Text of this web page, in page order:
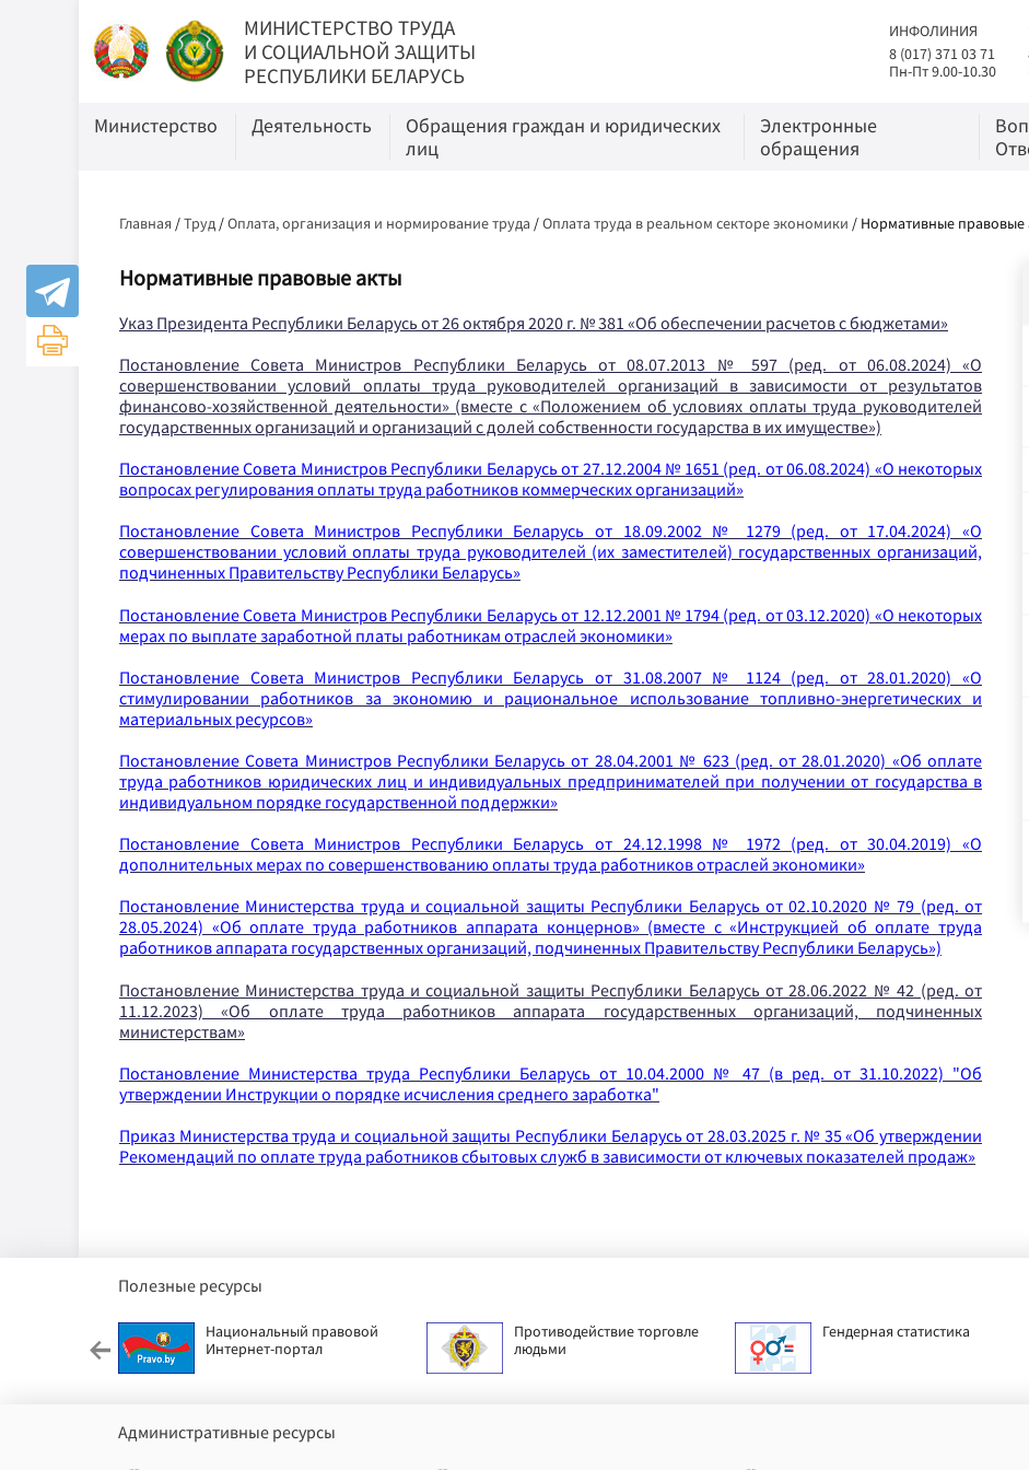
МИНИСТЕРСТВО ТРУДА
И СОЦИАЛЬНОЙ ЗАЩИТЫ
РЕСПУБЛИКИ БЕЛАРУСЬ
ИНФОЛИНИЯ
8 (017) 371 03 71
Пн-Пт 9.00-10.30
Министерство Деятельность
Обращения граждан и юридических
лиц
Электронные
обращения
Главная /Труд/Оплата, организация и нормирование труда /Оплата труда в реальном секторе экономики / Нормативные правовые
Нормативные правовые акты
Указ Президента Республики Беларусь от 26 октября 2020 г. № 381 «Об обеспечении расчетов с бюджетами»
Постановление Совета Министров Республики Беларусь от 08.07.2013 № 597 (ред. от 06.08.2024) «О
совершенствовании условий оплаты труда руководителей организаций в зависимости от результатов
финансово-хозяйственной деятельности» (вместе с «Положением об условиях оплаты труда руководителей
государственных организаций и организаций с долей собственности государства в их имуществе»)
Постановление Совета Министров Республики Беларусь от 27.12.2004 № 1651 (ред. от 06.08.2024) «О некоторых
вопросах регулирования оплаты труда работников коммерческих организаций»
Постановление Совета Министров Республики Беларусь от 18.09.2002 № 1279 (ред. от 17.04.2024) «О
совершенствовании условий оплаты труда руководителей (их заместителей) государственных организаций,
подчиненных Правительству Республики Беларусь»
Постановление Совета Министров Республики Беларусь от 12.12.2001 № 1794 (ред. от 03.12.2020) «О некоторых
мерах по выплате заработной платы работникам отраслей экономики»
Постановление Совета Министров Республики Беларусь от 31.08.2007 № 1124 (ред. от 28.01.2020) «О
стимулировании работников за экономию и рациональное использование топливно-энергетических и
материальных ресурсов»
Постановление Совета Министров Республики Беларусь от 28.04.2001 № 623 (ред. от 28.01.2020) «Об оплате
труда работников юридических лиц и индивидуальных предпринимателей при получении от государства в
индивидуальном порядке государственной поддержки»
Постановление Совета Министров Республики Беларусь от 24.12.1998 № 1972 (ред. от 30.04.2019) «О
дополнительных мерах по совершенствованию оплаты труда работников отраслей экономики»
Постановление Министерства труда и социальной защиты Республики Беларусь от 02.10.2020 № 79 (ред. от
28.05.2024) «Об оплате труда работников аппарата концернов» (вместе с «Инструкцией об оплате труда
работников аппарата государственных организаций, подчиненных Правительству Республики Беларусь»)
Постановление Министерства труда и социальной защиты Республики Беларусь от 28.06.2022 № 42 (ред. от
11.12.2023) «Об оплате труда работников аппарата государственных организаций, подчиненных
министерствам»
Постановление Министерства труда Республики Беларусь от 10.04.2000 № 47 (в ред. от 31.10.2022) "Об
утверждении Инструкции о порядке исчисления среднего заработка"
Приказ Министерства труда и социальной защиты Республики Беларусь от 28.03.2025 г. № 35 «Об утверждении
Рекомендаций по оплате труда работников сбытовых служб в зависимости от ключевых показателей продаж»
Полезные ресурсы
Национальный правовой
Интернет-портал
Противодействие торговле
людьми
Гендерная статистика
Административные ресурсы